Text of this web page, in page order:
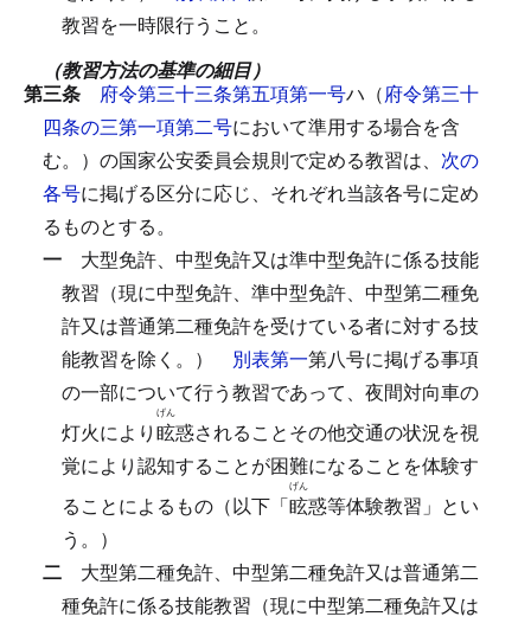
教習を一時限行うこと。
（教習方法の基準の細目）
第三条 府令第三十三条第五項第一号ハ（府令第三十
四条の三第一項第二号において準用する場合を含
む。）の国家公安委員会規則で定める教習は、 次の
各号に掲げる区分に応じ、それぞれ当該各号に定め
るものとする。
一 大型免許、中型免許又は準中型免許に係る技能
教習（現に中型免許、準中型免許、中型第二種免
許又は普通第二種免許を受けている者に対する技
能教習を除く。）
別表第一第八号に掲げる事項
の一部について行う教習であって、夜間対向車の
灯火により眩
げん
惑されることその他交通の状況を視
覚により認知することが困難になることを体験す
ることによるもの（以下「眩
げん
惑等体験教習」とい
う。）
二 大型第二種免許、中型第二種免許又は普通第二
種免許に係る技能教習（現に中型第二種免許又は